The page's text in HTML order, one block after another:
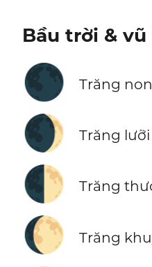
Bầu trời &
🌑 Trăng non
🌒 Trăng
🌓 Trăng
🌔 Trăng